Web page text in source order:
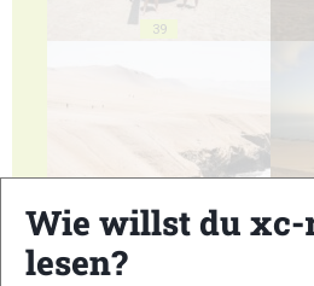
39
Wie willst du xc-
lesen?